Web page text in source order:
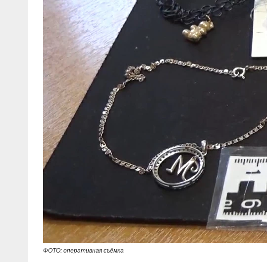
ФОТО: оперативная съёмка